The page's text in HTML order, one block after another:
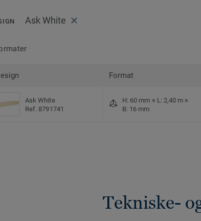
Ask White
Format
Ask White
Ref. 8791741
H: 60 mm × L: 2,40 m ×
B: 16 mm
Tekniske-